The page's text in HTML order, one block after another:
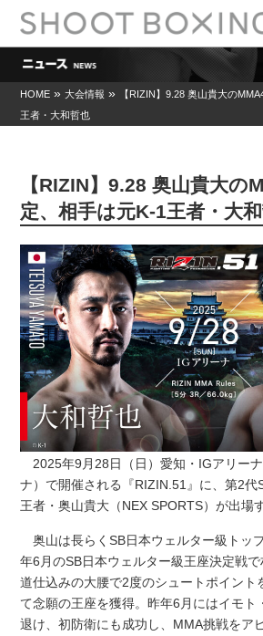
HOME »大会情報 »
【RIZIN】9.28 奥山貴大の
王者・大和哲也
【RIZIN】9.28 奥山貴大の
定、相手は元K-1王者・大
2025年9月28日（日）愛知・IGアリー
ナ）で開催される『RIZIN.51』に、第2代
王者・奥山貴大（NEX SPORTS）が出場
奥山は長らくSB日本ウェルター級トッ
年6月のSB日本ウェルター級王座決定戦
道仕込みの大腰で2度のシュートポイント
て念願の王座を獲得。昨年6月にはイモト
退け、初防衛にも成功し、MMA挑戦をア